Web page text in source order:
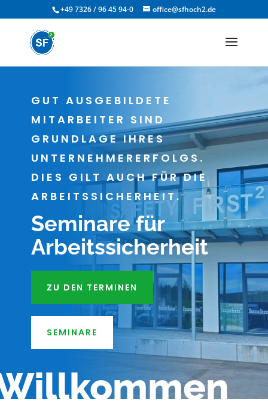
+49 7326 / 96 45 94-0 office@sfhoch2.de
GUT AUSGEBILDETE
MITARBEITER SIND
GRUNDLAGE IHRES
UNTERNEHMERERFOLGS.
DIES GILT AUCH FÜR DIE
ARBEITSSICHERHEIT.
Seminare für
Arbeitssicherheit
ZU DEN TERMINEN
SEMINARE